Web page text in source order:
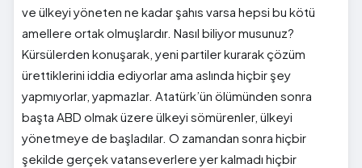
ve ülkeyi yöneten ne kadar şahıs varsa hepsi bu kötü
amellere ortak olmuşlardır. Nasıl biliyor musunuz?
Kürsülerden konuşarak, yeni partiler kurarak çözüm
ürettiklerini iddia ediyorlar ama aslında hiçbir şey
yapmıyorlar, yapmazlar. Atatürk’ün ölümünden sonra
başta ABD olmak üzere ülkeyi sömürenler, ülkeyi
yönetmeye de başladılar. O zamandan sonra hiçbir
şekilde gerçek vatanseverlere yer kalmadı hiçbir